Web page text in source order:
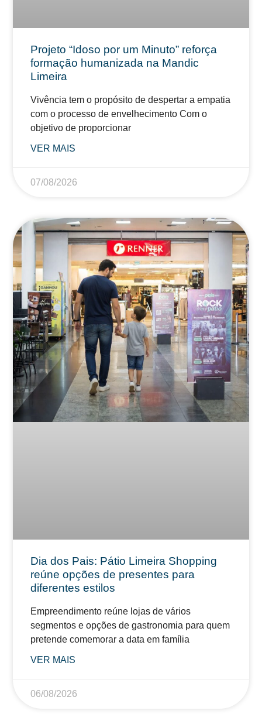
Projeto “Idoso por um Minuto” reforça
formação humanizada na Mandic
Limeira
Vivência tem o propósito de despertar a empatia
com o processo de envelhecimento Com o
objetivo de proporcionar
VER MAIS
07/08/2026
Dia dos Pais: Pátio Limeira Shopping
reúne opções de presentes para
diferentes estilos
Empreendimento reúne lojas de vários
segmentos e opções de gastronomia para quem
pretende comemorar a data em família
VER MAIS
06/08/2026